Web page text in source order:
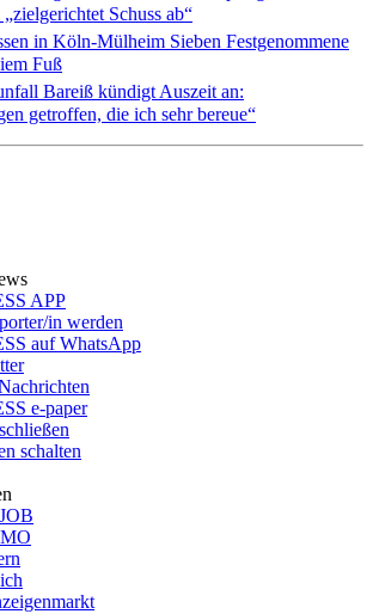
Schuss ab“
in Köln-Mülheim Sieben Festgenommene
Fuß
Bareiß kündigt Auszeit an:
getroffen, die ich sehr bereue“
APP
in werden
auf WhatsApp
e-paper
schalten